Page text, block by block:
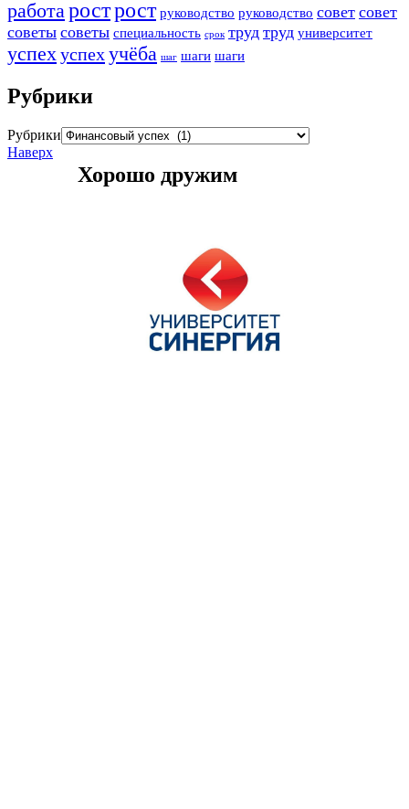
работарострост руководство руководство совет совет
советы советы специальность срок труд труд университет
успехуспехучёба шаг шаги шаги
Рубрики
Рубрики
Хорошо дружим
Наверх